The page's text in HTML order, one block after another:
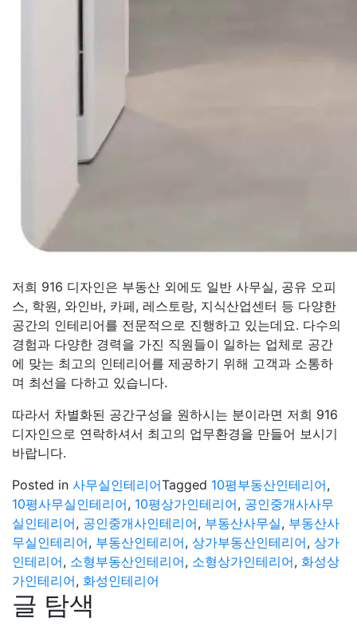
저희 916 디자인은 부동산 외에도 일반 사무실, 공유 오피
스, 학원, 와인바, 카페, 레스토랑, 지식산업센터 등 다양한
공간의 인테리어를 전문적으로 진행하고 있는데요. 다수의
경험과 다양한 경력을 가진 직원들이 일하는 업체로 공간
에 맞는 최고의 인테리어를 제공하기 위해 고객과 소통하
며 최선을 다하고 있습니다.
따라서 차별화된 공간구성을 원하시는 분이라면 저희 916
디자인으로 연락하셔서 최고의 업무환경을 만들어 보시기
바랍니다.
Posted in 사무실인테리어Tagged 10평부동산인테리어,
10평사무실인테리어, 10평상가인테리어, 공인중개사사무
실인테리어, 공인중개사인테리어, 부동산사무실, 부동산사
무실인테리어, 부동산인테리어, 상가부동산인테리어, 상가
인테리어, 소형부동산인테리어, 소형상가인테리어, 화성상
가인테리어, 화성인테리어
글 탐색